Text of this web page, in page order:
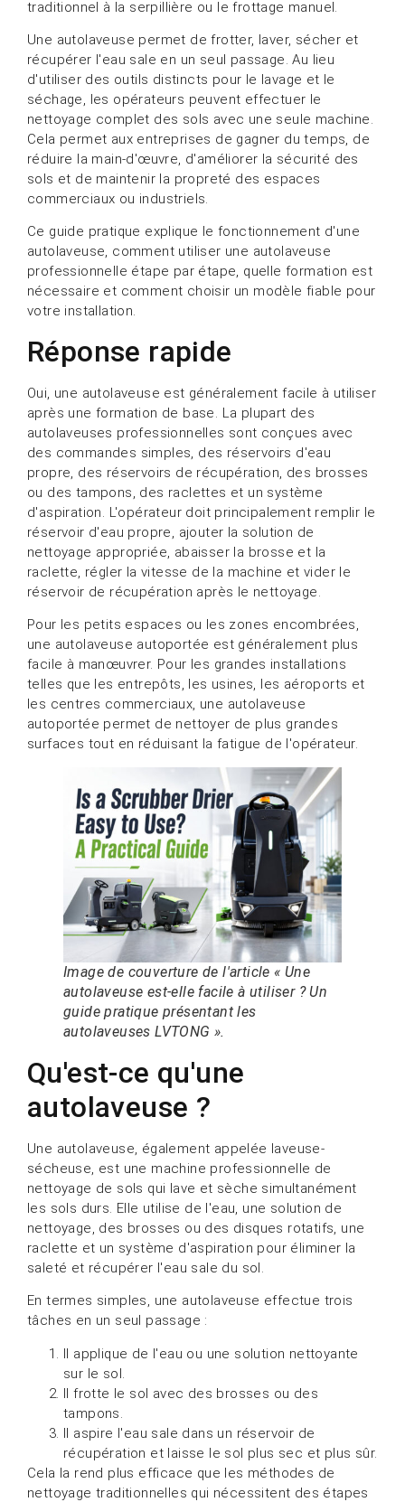
traditionnel à la serpillière ou le frottage manuel.
Une autolaveuse permet de frotter, laver, sécher et
récupérer l'eau sale en un seul passage. Au lieu
d'utiliser des outils distincts pour le lavage et le
séchage, les opérateurs peuvent effectuer le
nettoyage complet des sols avec une seule machine.
Cela permet aux entreprises de gagner du temps, de
réduire la main-d'œuvre, d'améliorer la sécurité des
sols et de maintenir la propreté des espaces
commerciaux ou industriels.
Ce guide pratique explique le fonctionnement d'une
autolaveuse, comment utiliser une autolaveuse
professionnelle étape par étape, quelle formation est
nécessaire et comment choisir un modèle fiable pour
votre installation.
Réponse rapide
Oui, une autolaveuse est généralement facile à utiliser
après une formation de base. La plupart des
autolaveuses professionnelles sont conçues avec
des commandes simples, des réservoirs d'eau
propre, des réservoirs de récupération, des brosses
ou des tampons, des raclettes et un système
d'aspiration. L'opérateur doit principalement remplir le
réservoir d'eau propre, ajouter la solution de
nettoyage appropriée, abaisser la brosse et la
raclette, régler la vitesse de la machine et vider le
réservoir de récupération après le nettoyage.
Pour les petits espaces ou les zones encombrées,
une autolaveuse autoportée est généralement plus
facile à manœuvrer. Pour les grandes installations
telles que les entrepôts, les usines, les aéroports et
les centres commerciaux, une autolaveuse
autoportée permet de nettoyer de plus grandes
surfaces tout en réduisant la fatigue de l'opérateur.
Image de couverture de l'article « Une
autolaveuse est-elle facile à utiliser ? Un
guide pratique présentant les
autolaveuses LVTONG ».
Qu'est-ce qu'une
autolaveuse ?
Une autolaveuse, également appelée laveuse-
sécheuse, est une machine professionnelle de
nettoyage de sols qui lave et sèche simultanément
les sols durs. Elle utilise de l'eau, une solution de
nettoyage, des brosses ou des disques rotatifs, une
raclette et un système d'aspiration pour éliminer la
saleté et récupérer l'eau sale du sol.
En termes simples, une autolaveuse effectue trois
tâches en un seul passage :
Il applique de l'eau ou une solution nettoyante
sur le sol.
Il frotte le sol avec des brosses ou des
tampons.
Il aspire l'eau sale dans un réservoir de
récupération et laisse le sol plus sec et plus sûr.
Cela la rend plus efficace que les méthodes de
nettoyage traditionnelles qui nécessitent des étapes